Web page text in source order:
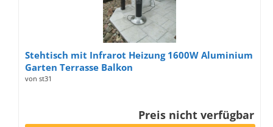
Stehtisch mit Infrarot Heizung 1600W Aluminium
Garten Terrasse Balkon
von st31
Preis nicht verfügbar